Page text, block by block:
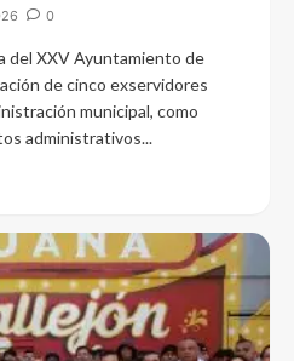
0
del XXV Ayuntamiento de
de cinco exservidores
municipal, como
administrativos...